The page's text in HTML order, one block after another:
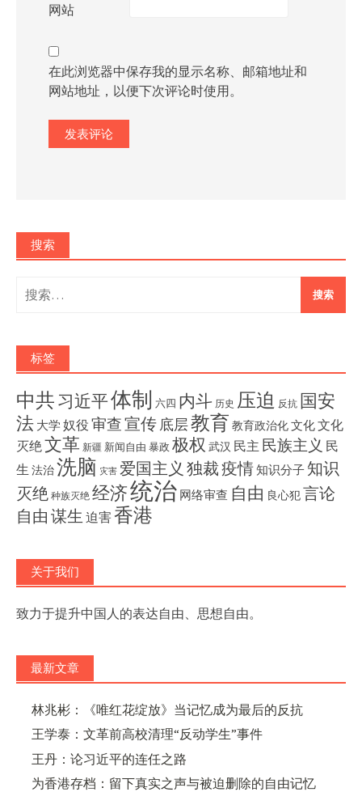
网站
在此浏览器中保存我的显示名称、邮箱地址和
网站地址，以便下次评论时使用。
搜索
搜
索：
标签
中共习近平体制 六四 内斗 历史 压迫 反抗 国安
法 大学 奴役 审查宣传底层教育 教育政治化文化文化
灭绝文革 新疆 新闻自由 暴政 极权 武汉 民主 民族主义 民
生 法治洗脑 灾害 爱国主义 独裁疫情知识分子 知识
灭绝 种族灭绝 经济统治 网络审查 自由 良心犯言论
自由 谋生 迫害香港
关于我们
致力于提升中国人的表达自由、思想自由。
最新文章
林兆彬：《唯红花绽放》当记忆成为最后的反抗
王学泰：文革前高校清理“反动学生”事件
王丹：论习近平的连任之路
为香港存档：留下真实之声与被迫删除的自由记忆